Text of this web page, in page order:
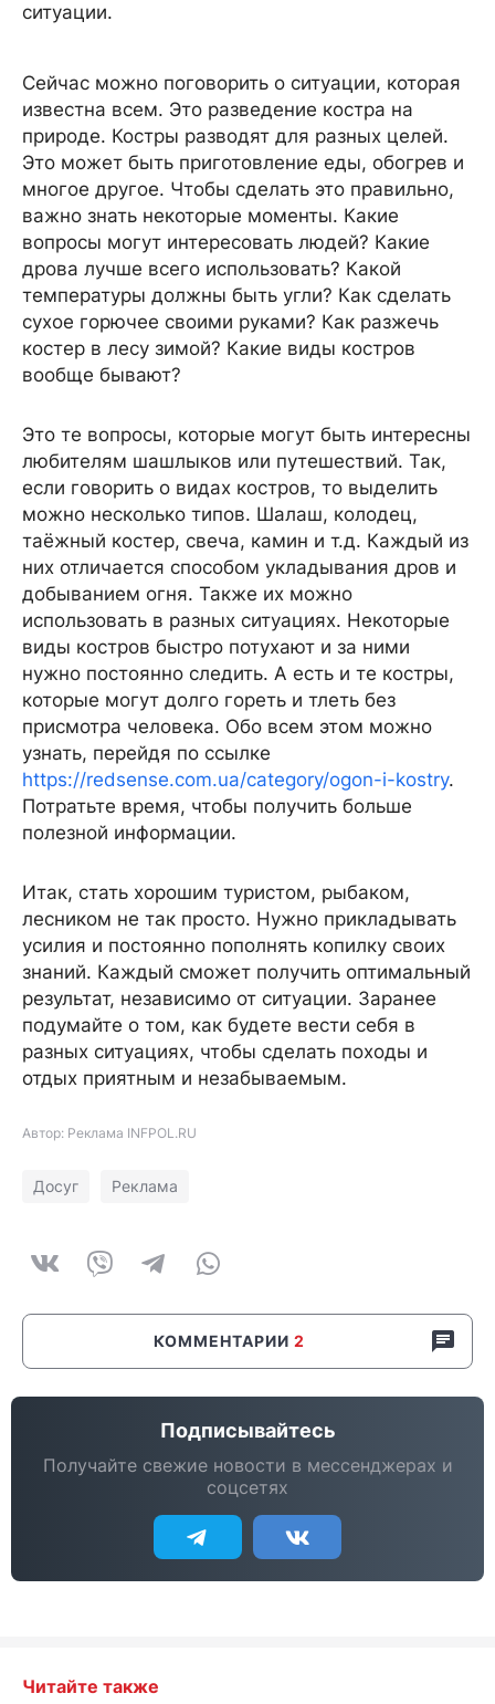
ситуации.
Сейчас можно поговорить о ситуации, которая
известна всем. Это разведение костра на
природе. Костры разводят для разных целей.
Это может быть приготовление еды, обогрев и
многое другое. Чтобы сделать это правильно,
важно знать некоторые моменты. Какие
вопросы могут интересовать людей? Какие
дрова лучше всего использовать? Какой
температуры должны быть угли? Как сделать
сухое горючее своими руками? Как разжечь
костер в лесу зимой? Какие виды костров
вообще бывают?
Это те вопросы, которые могут быть интересны
любителям шашлыков или путешествий. Так,
если говорить о видах костров, то выделить
можно несколько типов. Шалаш, колодец,
таёжный костер, свеча, камин и т.д. Каждый из
них отличается способом укладывания дров и
добыванием огня. Также их можно
использовать в разных ситуациях. Некоторые
виды костров быстро потухают и за ними
нужно постоянно следить. А есть и те костры,
которые могут долго гореть и тлеть без
присмотра человека. Обо всем этом можно
узнать, перейдя по ссылке
https://redsense.com.ua/category/ogon-i-kostry.
Потратьте время, чтобы получить больше
полезной информации.
Итак, стать хорошим туристом, рыбаком,
лесником не так просто. Нужно прикладывать
усилия и постоянно пополнять копилку своих
знаний. Каждый сможет получить оптимальный
результат, независимо от ситуации. Заранее
подумайте о том, как будете вести себя в
разных ситуациях, чтобы сделать походы и
отдых приятным и незабываемым.
Автор: Реклама INFPOL.RU
Досуг Реклама
КОММЕНТАРИИ 2
Подписывайтесь
Получайте свежие новости в мессенджерах и
соцсетях
Читайте также